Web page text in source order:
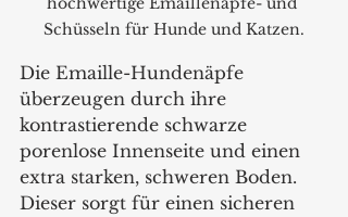
Schüsseln für Hunde und Katzen.
Die Emaille-Hundenäpfe
überzeugen durch ihre
kontrastierende schwarze
porenlose Innenseite und einen
extra starken, schweren Boden.
Dieser sorgt für einen sicheren